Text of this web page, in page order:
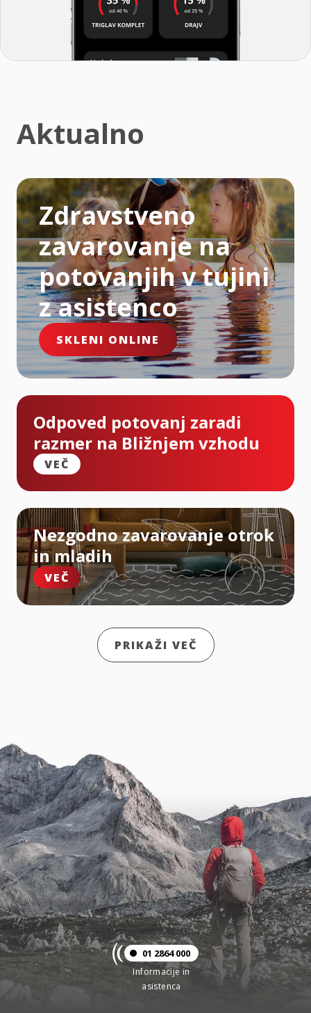
Aktualno
Zdravstveno
zavarovanje na
potovanjih v tujini
z asistenco
SKLENI ONLINE
Odpoved potovanj zaradi
razmer na Bližnjem vzhodu
VEČ
Nezgodno zavarovanje otrok
in mladih
VEČ
PRIKAŽI VEČ
01 2864 000
Informacije in
asistenca